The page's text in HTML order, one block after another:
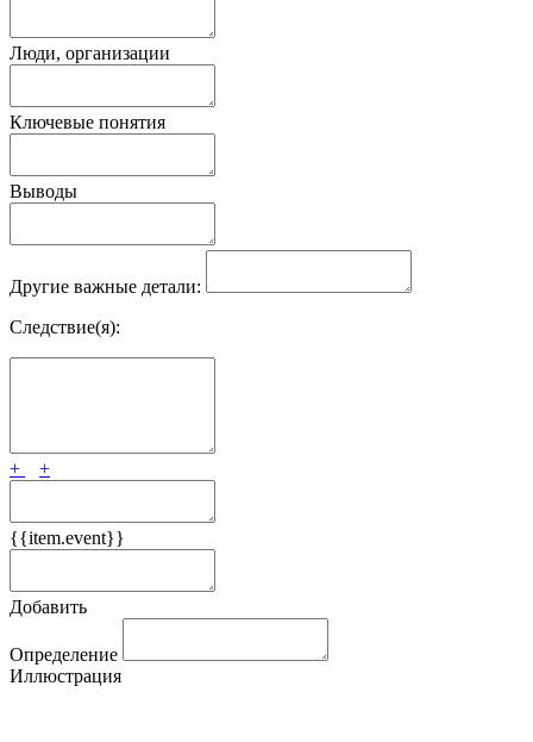
Люди, организации
Ключевые понятия
Выводы
Другие важные детали:
Следствие(я):
+ +
{{item.event}}
Добавить
Определение
Иллюстрация